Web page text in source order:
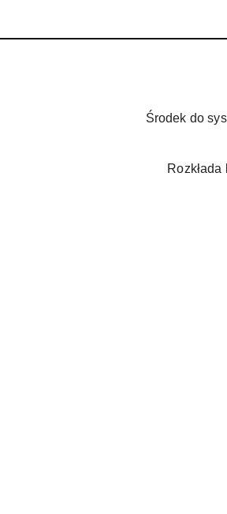
Środek do